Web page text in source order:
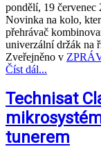
pondělí, 19 červenec
Novinka na kolo,
přehrávač
univerzální držák na
Zveřejněno v
Číst dál...
Technisat
tunerem